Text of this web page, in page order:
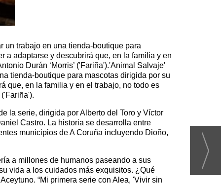
un trabajo en una tienda-boutique para
a adaptarse y descubrirá que, en la familia y en
Durán ‘Morris’ ('Fariña').'Animal Salvaje'
tienda-boutique para mascotas dirigida por su
que, en la familia y en el trabajo, no todo es
la serie, dirigida por Alberto del Toro y Víctor
Castro. La historia se desarrolla entre
municipios de A Coruña incluyendo Dioño,
a millones de humanos paseando a sus
vida a los cuidados más exquisitos. ¿Qué
“Mi primera serie con Alea, 'Vivir sin